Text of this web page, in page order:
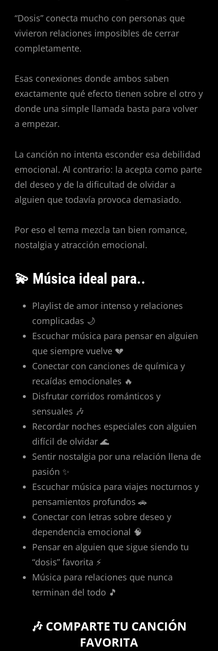
“Dosis” conecta mucho con personas que
vivieron relaciones imposibles de cerrar
completamente.
Esas conexiones donde ambos saben
exactamente qué efecto tienen sobre el otro y
donde una simple llamada basta para volver
a empezar.
La canción no intenta esconder esa debilidad
emocional. Al contrario: la acepta como parte
del deseo y de la dificultad de olvidar a
alguien que todavía provoca demasiado.
Por eso el tema mezcla tan bien romance,
nostalgia y atracción emocional.
💫 Música ideal para..
Playlist de amor intenso y relaciones
complicadas 🌙
Escuchar música para pensar en alguien
que siempre vuelve 💔
Conectar con canciones de química y
recaídas emocionales 🔥
Disfrutar corridos románticos y
sensuales 🎶
Recordar noches especiales con alguien
difícil de olvidar 🌊
Sentir nostalgia por una relación llena de
pasión ✨
Escuchar música para viajes nocturnos y
pensamientos profundos 🚗
Conectar con letras sobre deseo y
dependencia emocional 🧠
Pensar en alguien que sigue siendo tu
“dosis” favorita ⚡
Música para relaciones que nunca
terminan del todo 🎵
🎶 COMPARTE TU CANCIÓN
FAVORITA